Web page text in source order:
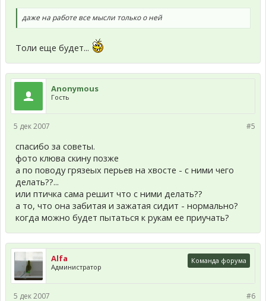
даже на работе все мысли только о ней
Толи еще будет...
Anonymous
Гость
#5
5 дек 2007
спасибо за советы.
фото клюва скину позже
а по поводу грязеых перьев на хвосте - с ними чего
делать??...
или птичка сама решит что с ними делать??
а то, что она забитая и зажатая сидит - нормально?
когда можно будет пытаться к рукам ее приучать?
Alfa
Администратор
Команда форума
#6
5 дек 2007